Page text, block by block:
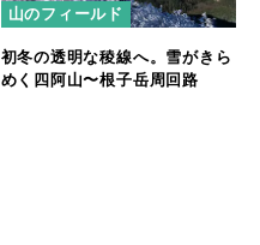
山のフィールド
初冬の透明な稜線へ。雪がきら
めく四阿山〜根子岳周回路